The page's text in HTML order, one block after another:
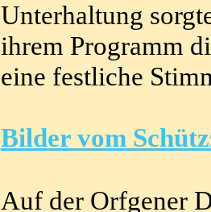
Unterhaltung
ihrem Programm
eine festliche
Bilder vom
Auf der Orfgener